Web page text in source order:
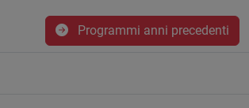
Programmi anni precedenti